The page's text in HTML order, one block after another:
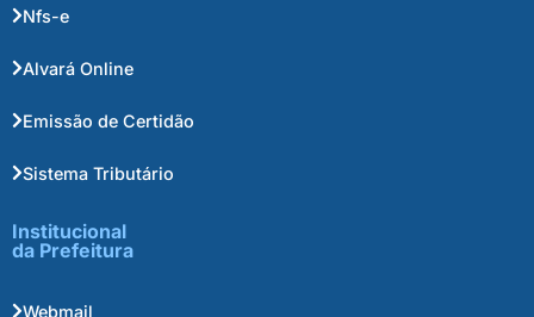
Nfs-e
Alvará Online
Emissão de Certidão
Sistema Tributário
Institucional
da Prefeitura
Webmail